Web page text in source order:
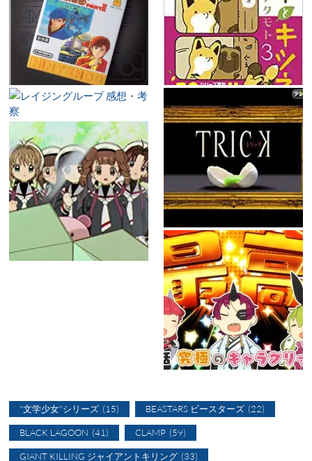
"文学少女"シリーズ (15) BEASTARS ビースターズ (22)
BLACK LAGOON (41) CLAMP (59)
GIANT KILLING ジャイアントキリング (33)